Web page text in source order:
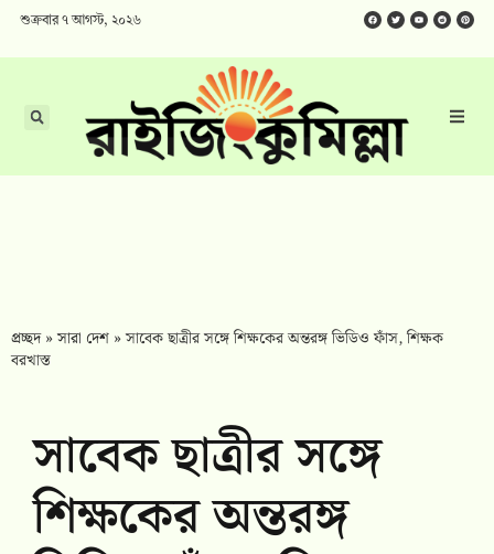
শুক্রবার ৭ আগস্ট, ২০২৬
প্রচ্ছদ»সারা দেশ »সাবেক ছাত্রীর সঙ্গে শিক্ষকের অন্তরঙ্গ ভিডিও ফাঁস, শিক্ষক
বরখাস্ত
সাবেক ছাত্রীর সঙ্গে
শিক্ষকের অন্তরঙ্গ